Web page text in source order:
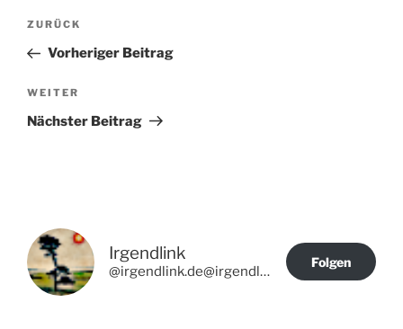
Beitragsnavigation
Vorheriger
Beitrag
ZURÜCK
Vorheriger Beitrag
Nächster
Beitrag
WEITER
Nächster Beitrag
Irgendlink
@irgendlink.de@irgendlink.de
Folgen